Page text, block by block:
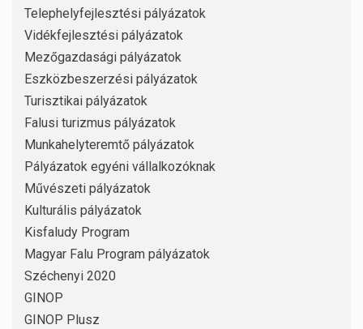
Telephelyfejlesztési pályázatok
Vidékfejlesztési pályázatok
Mezőgazdasági pályázatok
Eszközbeszerzési pályázatok
Turisztikai pályázatok
Falusi turizmus pályázatok
Munkahelyteremtő pályázatok
Pályázatok egyéni vállalkozóknak
Művészeti pályázatok
Kulturális pályázatok
Kisfaludy Program
Magyar Falu Program pályázatok
Széchenyi 2020
GINOP
GINOP Plusz